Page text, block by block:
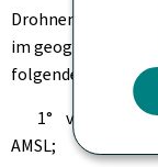
Drohnenflüge sind
im geografischen
folgenden
1° vertikale
AMSL;